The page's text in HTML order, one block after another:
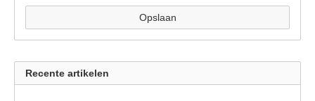
Opslaan
Recente artikelen